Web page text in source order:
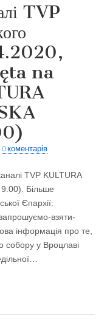
TVP
na
0 коментарів
TVP KULTURA
Більше
Єпархії:
взяти-
інформація про те,
собору у Вроцлаві